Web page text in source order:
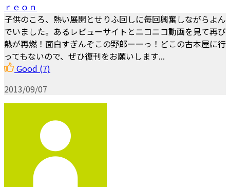
ｒｅｏｎ
子供のころ、熱い展開とせりふ回しに毎回興奮しながらよん
でいました。あるレビューサイトとニコニコ動画を見て再び
熱が再燃！面白すぎんぞこの野郎ーーっ！どこの古本屋に行
ってもないので、ぜひ復刊をお願いします...
Good (7)
2013/09/07